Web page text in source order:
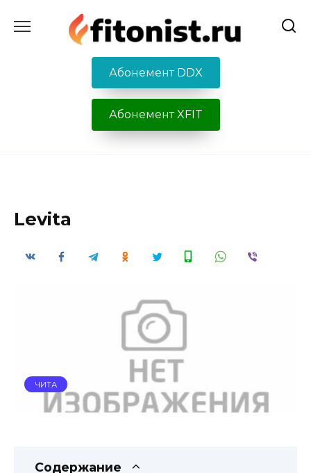
содержанию
Абонемент DDX
Абонемент XFIT
Levita
ЧИТА
Содержание